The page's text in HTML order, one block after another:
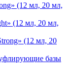
(12 мл, 20 мл,
(12 мл, 20 мл,
(12 мл, 20
базы